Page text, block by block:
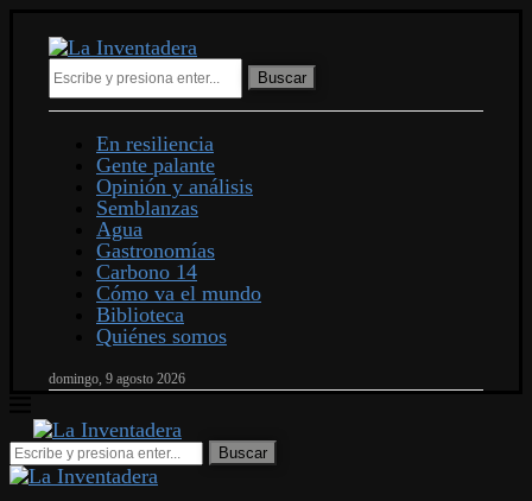
Buscar
En resiliencia
Gente palante
Opinión y análisis
Semblanzas
Agua
Gastronomías
Carbono 14
Cómo va el mundo
Biblioteca
Quiénes somos
domingo, 9 agosto 2026